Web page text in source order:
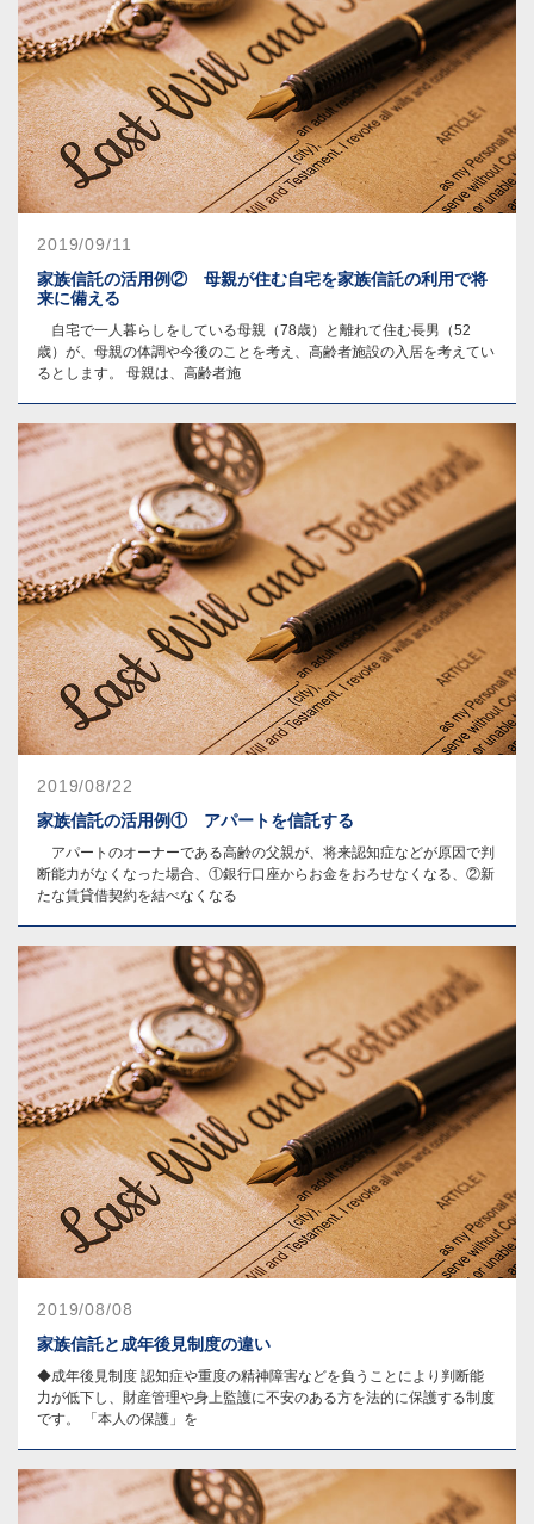
2019/09/11
家族信託の活用例② 母親が住む自宅を家族信託の利用で将
来に備える
自宅で一人暮らしをしている母親（78歳）と離れて住む長男（52
歳）が、母親の体調や今後のことを考え、高齢者施設の入居を考えてい
るとします。 母親は、高齢者施
2019/08/22
家族信託の活用例① アパートを信託する
アパートのオーナーである高齢の父親が、将来認知症などが原因で判
断能力がなくなった場合、①銀行口座からお金をおろせなくなる、②新
たな賃貸借契約を結べなくなる
2019/08/08
家族信託と成年後見制度の違い
◆成年後見制度 認知症や重度の精神障害などを負うことにより判断能
力が低下し、財産管理や身上監護に不安のある方を法的に保護する制度
です。 「本人の保護」を